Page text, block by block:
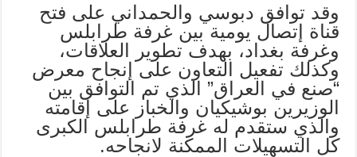
وقد توافق دبوسي والحمداني على فتح
قناة إتصال يومية بين غرفة طرابلس
وغرفة بغداد، بهدف تطوير العلاقات،
وكذلك تفعيل التعاون على إنجاح معرض
“صنع في العراق” الذي تم التوافق بين
الوزيرين بوشيكيان والخباز على إقامته
والذي ستقدم له غرفة طرابلس الكبرى
كل التسهيلات الممكنة لانجاحه.